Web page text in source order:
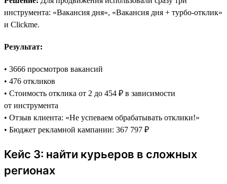
инструмента: «Вакансия дня», «Вакансия дня + турбо-отклик»
и Clickme.
Результат:
• 3666 просмотров вакансий
• 476 откликов
• Стоимость отклика от 2 до 454 ₽ в зависимости
от инструмента
• Отзыв клиента: «Не успеваем обрабатывать отклики!»
• Бюджет рекламной кампании: 367 797 ₽
Кейс 3: найти курьеров в сложных
регионах